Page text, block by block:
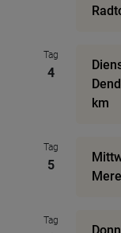
Tag
4
km
Tag
5
Tag